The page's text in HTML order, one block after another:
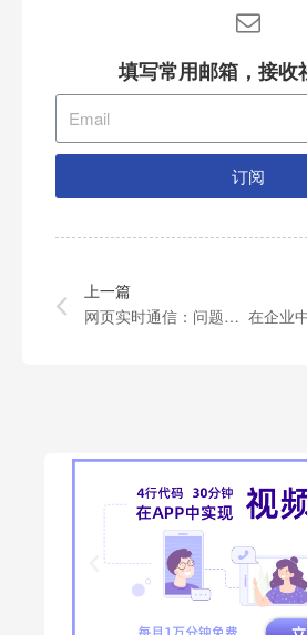
填写常用邮箱，接收
订阅
上一篇
网页实时通信：问题，成果，以及正在进行的标准化工作（三）